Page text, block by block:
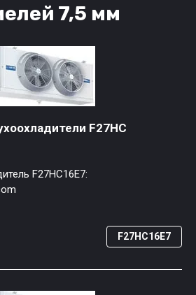
7,5 мм
F27HC
F27HC16E7:
F27HC16E7